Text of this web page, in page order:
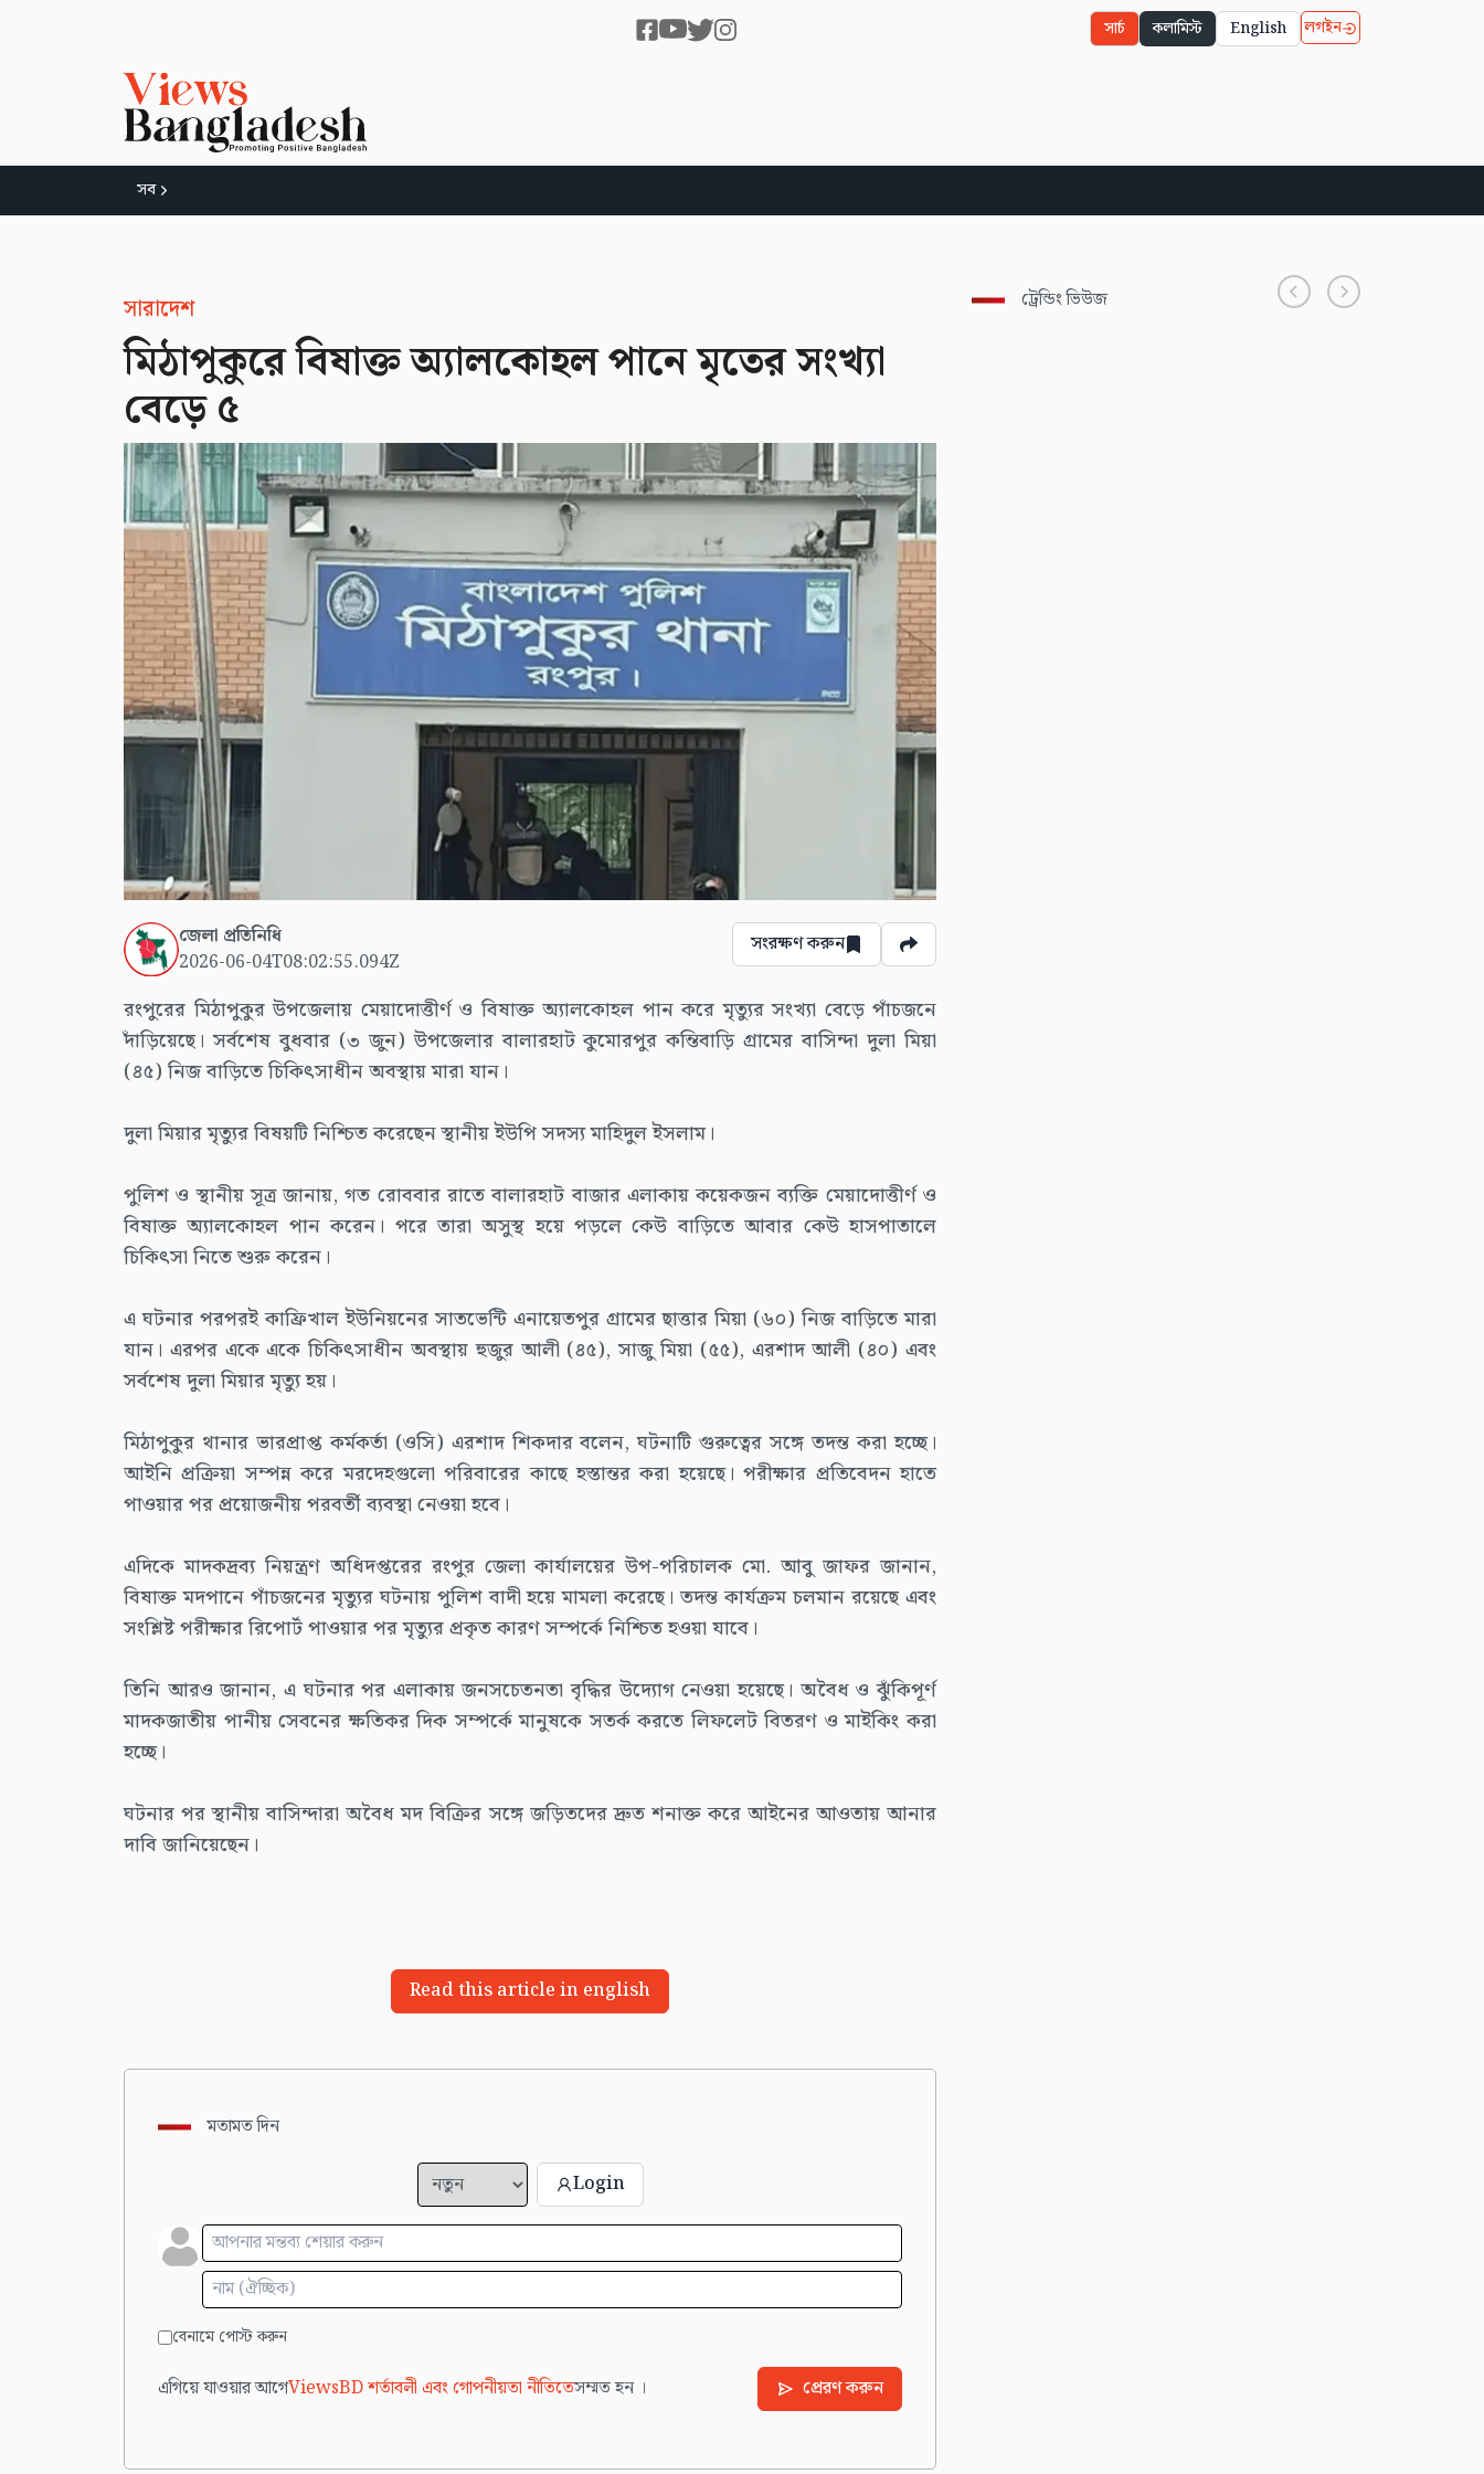
সার্চ কলামিস্ট English লগইন
সব
সারাদেশ
মিঠাপুকুরে বিষাক্ত অ্যালকোহল পানে মৃতের সংখ্যা
বেড়ে ৫
জেলা প্রতিনিধি
2026-06-04T08:02:55.094Z
সংরক্ষণ করুন
রংপুরের মিঠাপুকুর উপজেলায় মেয়াদোত্তীর্ণ ও বিষাক্ত অ্যালকোহল পান করে মৃত্যুর সংখ্যা বেড়ে পাঁচজনে
দাঁড়িয়েছে। সর্বশেষ বুধবার (৩ জুন) উপজেলার বালারহাট কুমোরপুর কন্তিবাড়ি গ্রামের বাসিন্দা দুলা মিয়া
(৪৫) নিজ বাড়িতে চিকিৎসাধীন অবস্থায় মারা যান।
দুলা মিয়ার মৃত্যুর বিষয়টি নিশ্চিত করেছেন স্থানীয় ইউপি সদস্য মাহিদুল ইসলাম।
পুলিশ ও স্থানীয় সূত্র জানায়, গত রোববার রাতে বালারহাট বাজার এলাকায় কয়েকজন ব্যক্তি মেয়াদোত্তীর্ণ ও
বিষাক্ত অ্যালকোহল পান করেন। পরে তারা অসুস্থ হয়ে পড়লে কেউ বাড়িতে আবার কেউ হাসপাতালে
চিকিৎসা নিতে শুরু করেন।
এ ঘটনার পরপরই কাফ্রিখাল ইউনিয়নের সাতভেন্টি এনায়েতপুর গ্রামের ছাত্তার মিয়া (৬০) নিজ বাড়িতে মারা
যান। এরপর একে একে চিকিৎসাধীন অবস্থায় হুজুর আলী (৪৫), সাজু মিয়া (৫৫), এরশাদ আলী (৪০) এবং
সর্বশেষ দুলা মিয়ার মৃত্যু হয়।
মিঠাপুকুর থানার ভারপ্রাপ্ত কর্মকর্তা (ওসি) এরশাদ শিকদার বলেন, ঘটনাটি গুরুত্বের সঙ্গে তদন্ত করা হচ্ছে।
আইনি প্রক্রিয়া সম্পন্ন করে মরদেহগুলো পরিবারের কাছে হস্তান্তর করা হয়েছে। পরীক্ষার প্রতিবেদন হাতে
পাওয়ার পর প্রয়োজনীয় পরবর্তী ব্যবস্থা নেওয়া হবে।
এদিকে মাদকদ্রব্য নিয়ন্ত্রণ অধিদপ্তরের রংপুর জেলা কার্যালয়ের উপ-পরিচালক মো. আবু জাফর জানান,
বিষাক্ত মদপানে পাঁচজনের মৃত্যুর ঘটনায় পুলিশ বাদী হয়ে মামলা করেছে। তদন্ত কার্যক্রম চলমান রয়েছে এবং
সংশ্লিষ্ট পরীক্ষার রিপোর্ট পাওয়ার পর মৃত্যুর প্রকৃত কারণ সম্পর্কে নিশ্চিত হওয়া যাবে।
তিনি আরও জানান, এ ঘটনার পর এলাকায় জনসচেতনতা বৃদ্ধির উদ্যোগ নেওয়া হয়েছে। অবৈধ ও ঝুঁকিপূর্ণ
মাদকজাতীয় পানীয় সেবনের ক্ষতিকর দিক সম্পর্কে মানুষকে সতর্ক করতে লিফলেট বিতরণ ও মাইকিং করা
হচ্ছে।
ঘটনার পর স্থানীয় বাসিন্দারা অবৈধ মদ বিক্রির সঙ্গে জড়িতদের দ্রুত শনাক্ত করে আইনের আওতায় আনার
দাবি জানিয়েছেন।
Read this article in english
মতামত দিন
Login
বেনামে পোস্ট করুন
এগিয়ে যাওয়ার আগেViewsBD শর্তাবলী এবং গোপনীয়তা নীতিতেসম্মত হন । প্রেরণ করুন
ট্রেন্ডিং ভিউজ